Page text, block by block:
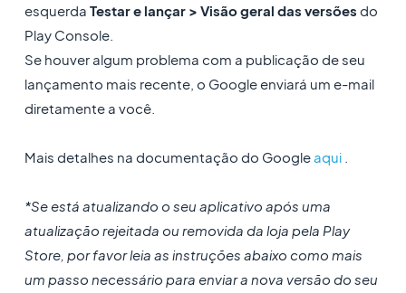
esquerda Testar e lançar > Visão geral das versões do
Play Console.
Se houver algum problema com a publicação de seu
lançamento mais recente, o Google enviará um e-mail
diretamente a você.
Mais detalhes na documentação do Google aqui.
*Se está atualizando o seu aplicativo após uma
atualização rejeitada ou removida da loja pela Play
Store, por favor leia as instruções abaixo como mais
um passo necessário para enviar a nova versão do seu